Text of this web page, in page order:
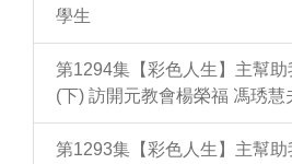
學生
第1294集【彩色人生】主幫
(下) 訪開元教會楊榮福 馮琇慧
第1293集【彩色人生】主幫